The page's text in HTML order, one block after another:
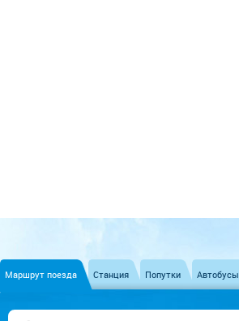
Маршрут поезда Станция Попутки Автобусы